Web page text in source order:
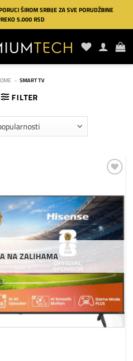
ŠIROM SRBIJE ZA SVE PORUDŽBINE
5.000 RSD
» SMART TV
FILTER
listu
želja
NA ZALIHAMA